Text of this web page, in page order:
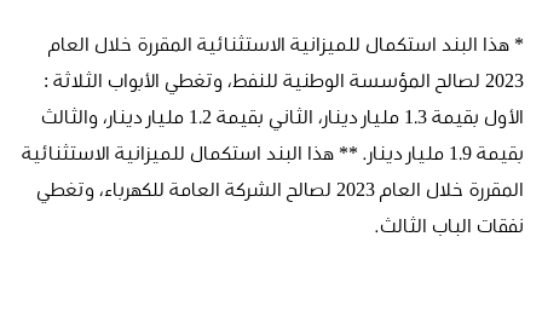
* هذا البند استكمال للميزانية الاستثنائية المقررة خلال العام
2023 لصالح المؤسسة الوطنية للنفط، وتغطي الأبواب الثلاثة :
الأول بقيمة 1.3 مليار دينار، الثاني بقيمة 1.2 مليار دينار، والثالث
بقيمة 1.9 مليار دينار. ** هذا البند استكمال للميزانية الاستثنائية
المقررة خلال العام 2023 لصالح الشركة العامة للكهرباء، وتغطي
نفقات الباب الثالث.